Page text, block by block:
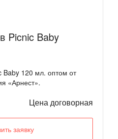
Picnic Baby
Baby 120 мл. оптом от
«Арнест».
Цена договорная
заявку